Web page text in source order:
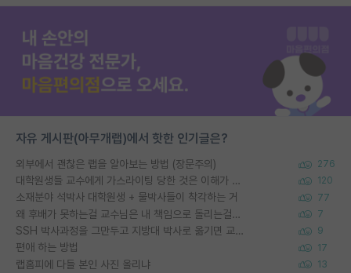
자유 게시판(아무개랩)에서 핫한 인기글은?
외부에서 괜찮은 랩을 알아보는 방법 (장문주의) 276
대학원생들 교수에게 가스라이팅 당한 것은 이해가 갑니다. 안타깝네요. 120
소재분야 석박사 대학원생 + 물박사들이 착각하는 거 77
왜 후배가 못하는걸 교수님은 내 책임으로 돌리는걸까요? 7
SSH 박사과정을 그만두고 지방대 박사로 옮기면 교수의 꿈은 끝일까요? 9
편애 하는 방법 17
랩홈피에 다들 본인 사진 올리냐 13